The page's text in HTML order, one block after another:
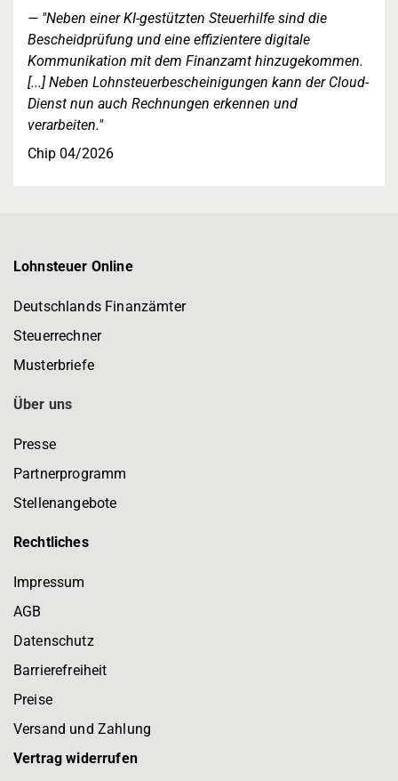
"Neben einer KI-gestützten Steuerhilfe sind die
Bescheidprüfung und eine effizientere digitale
Kommunikation mit dem Finanzamt hinzugekommen.
[...] Neben Lohnsteuerbescheinigungen kann der Cloud-
Dienst nun auch Rechnungen erkennen und
verarbeiten."
Chip 04/2026
Lohnsteuer Online
Deutschlands Finanzämter
Steuerrechner
Musterbriefe
Über uns
Presse
Partnerprogramm
Stellenangebote
Rechtliches
Impressum
AGB
Datenschutz
Barrierefreiheit
Preise
Versand und Zahlung
Vertrag widerrufen